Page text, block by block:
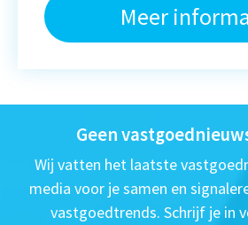
Meer
Geen
Wij vatten het laatste
media voor je samen en
vastgoedtrends. Schrijf je in